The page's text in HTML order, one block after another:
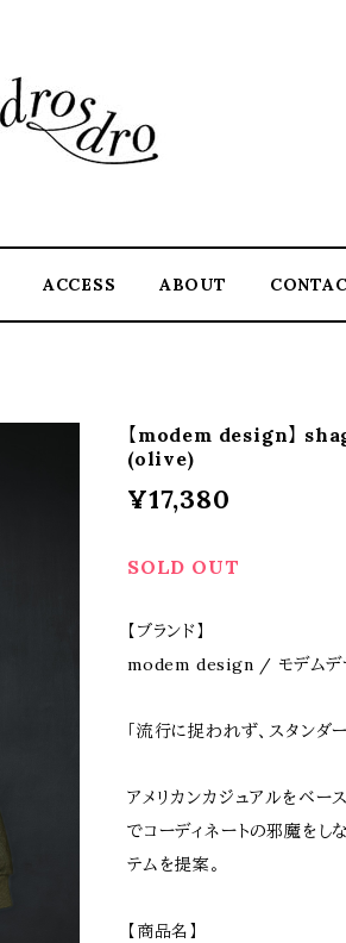
ACCESS ABOUT
【modem design】
(olive)
¥17,380
SOLD OUT
【ブランド】
modem design / モデムデ
「流行に捉われず、スタンダ
アメリカンカジュアルをベ
でコーディネートの邪魔をし
テムを提案。
【商品名】